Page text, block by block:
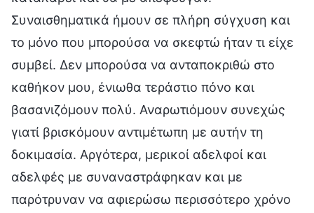
Συναισθηματικά ήμουν σε πλήρη σύγχυση και
το μόνο που μπορούσα να σκεφτώ ήταν τι είχε
συμβεί. Δεν μπορούσα να ανταποκριθώ στο
καθήκον μου, ένιωθα τεράστιο πόνο και
βασανιζόμουν πολύ. Αναρωτιόμουν συνεχώς
γιατί βρισκόμουν αντιμέτωπη με αυτήν τη
δοκιμασία. Αργότερα, μερικοί αδελφοί και
αδελφές με συναναστράφηκαν και με
παρότρυναν να αφιερώσω περισσότερο χρόνο